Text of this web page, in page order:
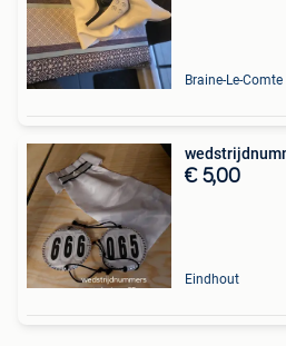
Braine-Le-Comte
€ 5,00
Eindhout